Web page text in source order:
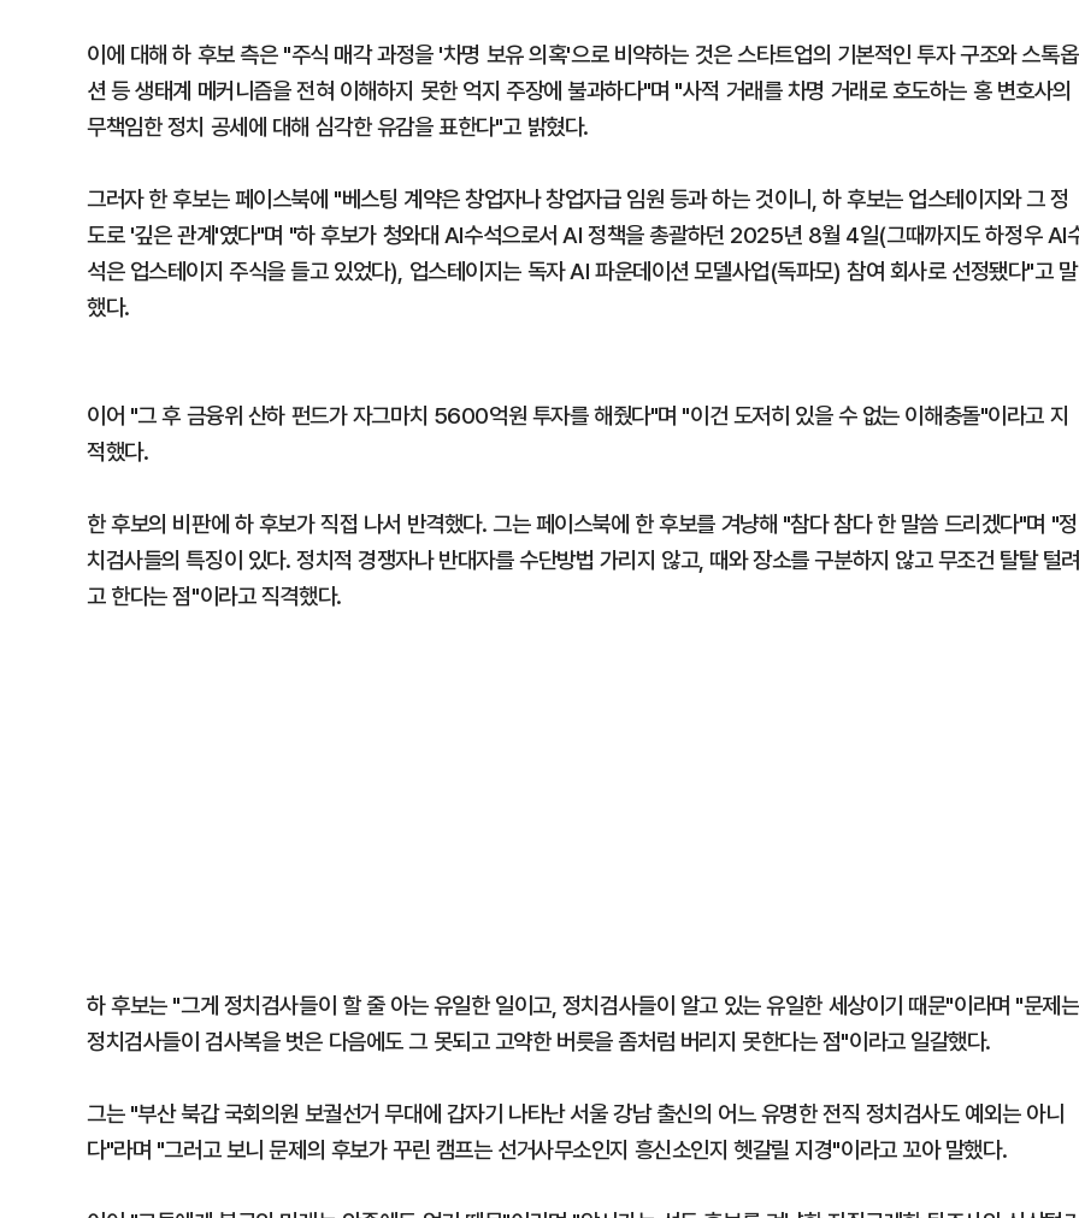
이에 대해 하 후보 측은 "주식 매각 과정을 '차명 보유 의혹'으로 비약하는 것은 스타트업의 기본적인 투자 구조와 스톡옵
션 등 생태계 메커니즘을 전혀 이해하지 못한 억지 주장에 불과하다"며 "사적 거래를 차명 거래로 호도하는 홍 변호사의
무책임한 정치 공세에 대해 심각한 유감을 표한다"고 밝혔다.
그러자 한 후보는 페이스북에 "베스팅 계약은 창업자나 창업자급 임원 등과 하는 것이니, 하 후보는 업스테이지와 그 정
도로 '깊은 관계'였다"며 "하 후보가 청와대 AI수석으로서 AI 정책을 총괄하던 2025년 8월 4일(그때까지도 하정우 AI
석은 업스테이지 주식을 들고 있었다), 업스테이지는 독자 AI 파운데이션 모델사업(독파모) 참여 회사로 선정됐다"고 말
했다.
이어 "그 후 금융위 산하 펀드가 자그마치 5600억원 투자를 해줬다"며 "이건 도저히 있을 수 없는 이해충돌"이라고 지
적했다.
한 후보의 비판에 하 후보가 직접 나서 반격했다. 그는 페이스북에 한 후보를 겨냥해 "참다 참다 한 말씀 드리겠다"며 "정
치검사들의 특징이 있다. 정치적 경쟁자나 반대자를 수단방법 가리지 않고, 때와 장소를 구분하지 않고 무조건 탈탈 털
고 한다는 점"이라고 직격했다.
하 후보는 "그게 정치검사들이 할 줄 아는 유일한 일이고, 정치검사들이 알고 있는 유일한 세상이기 때문"이라며 "문제는
정치검사들이 검사복을 벗은 다음에도 그 못되고 고약한 버릇을 좀처럼 버리지 못한다는 점"이라고 일갈했다.
그는 "부산 북갑 국회의원 보궐선거 무대에 갑자기 나타난 서울 강남 출신의 어느 유명한 전직 정치검사도 예외는 아니
다"라며 "그러고 보니 문제의 후보가 꾸린 캠프는 선거사무소인지 흥신소인지 헷갈릴 지경"이라고 꼬아 말했다.